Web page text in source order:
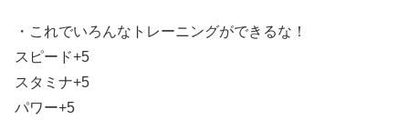
・これでいろんなトレーニングができるな！
スピード+5
スタミナ+5
パワー+5